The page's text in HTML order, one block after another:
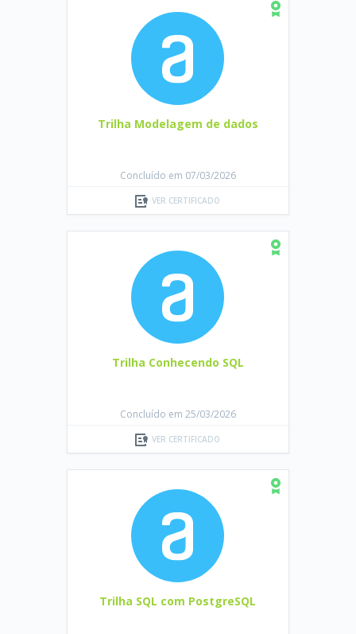
Trilha Modelagem de dados
Concluído em 07/03/2026
VER CERTIFICADO
Trilha Conhecendo SQL
Concluído em 25/03/2026
VER CERTIFICADO
Trilha SQL com PostgreSQL